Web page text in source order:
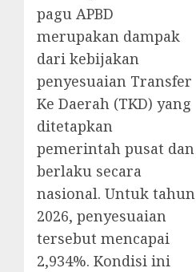
pagu APBD
merupakan dampak
dari kebijakan
penyesuaian Transfer
Ke Daerah (TKD) yang
ditetapkan
pemerintah pusat dan
berlaku secara
nasional. Untuk tahun
2026, penyesuaian
tersebut mencapai
2,934%. Kondisi ini